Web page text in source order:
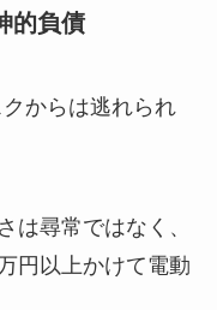
的負債
からは逃れられ
は尋常ではなく、
円以上かけて電動